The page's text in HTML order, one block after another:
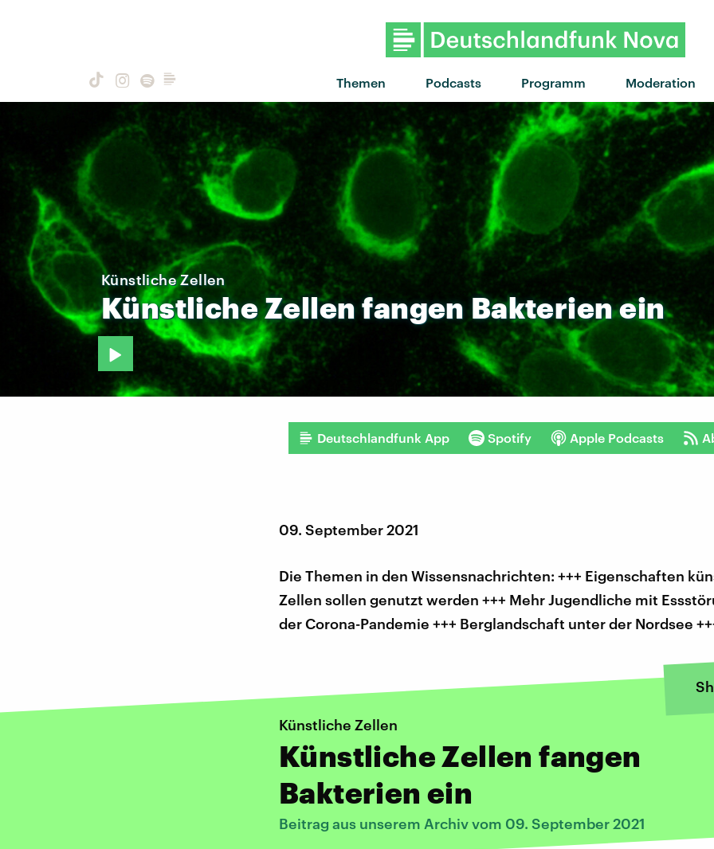
Themen Podcasts Programm Moderation
"The other man"
Künstliche Zellen
KünstlicheZellen fangen Bakterienein
Deutschlandfunk App Spotify Apple Podcasts
09. September 2021
Die Themen in den Wissensnachrichten: +++ Eigenschaften
Zellen sollen genutzt werden +++ Mehr Jugendliche mit
der Corona-Pandemie +++ Berglandschaft unter der Nordsee
Künstliche Zellen
Künstliche Zellen fangen
Bakterien ein
Beitrag aus unserem Archiv vom 09. September 2021